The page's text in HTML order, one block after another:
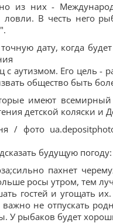
из них -
В честь него
дату, когда
с аутизмом. Его цель -
общество быть
имеют
детской коляски и
/ фото
будущую погоду:
пахнет
росы утром, тем
гостей и угощать
не отпускать
У рыбаков будет